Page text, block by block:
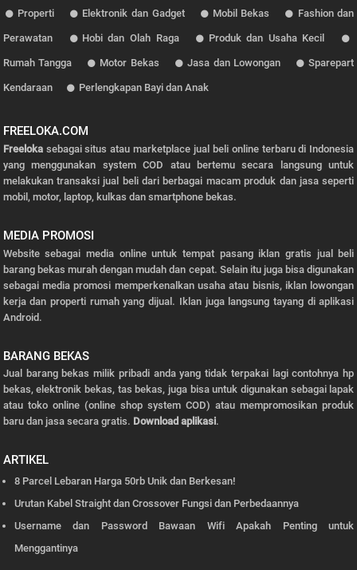
Properti Elektronik dan Gadget Mobil Bekas Fashion dan
Perawatan Hobi dan Olah Raga Produk dan Usaha Kecil
Rumah Tangga Motor Bekas Jasa dan Lowongan Sparepart
Kendaraan Perlengkapan Bayi dan Anak
FREELOKA.COM
Freelokasebagai situs atau marketplace jual beli online terbaru di Indonesia
yang menggunakan system COD atau bertemu secara langsung untuk
melakukan transaksi jual beli dari berbagai macam produk dan jasa seperti
mobil, motor, laptop, kulkas dan smartphone bekas.
MEDIA PROMOSI
Website sebagai media online untuk tempat pasang iklan gratis jual beli
barang bekas murah dengan mudah dan cepat. Selain itu juga bisa digunakan
sebagai media promosi memperkenalkan usaha atau bisnis, iklan lowongan
kerja dan properti rumah yang dijual. Iklan juga langsung tayang di aplikasi
Android.
BARANG BEKAS
Jual barang bekas milik pribadi anda yang tidak terpakai lagi contohnya hp
bekas, elektronik bekas, tas bekas, juga bisa untuk digunakan sebagai lapak
atau toko online (online shop system COD) atau mempromosikan produk
baru dan jasa secara gratis. Download aplikasi.
ARTIKEL
8 Parcel Lebaran Harga 50rb Unik dan Berkesan!
Urutan Kabel Straight dan Crossover Fungsi dan Perbedaannya
Username dan Password Bawaan Wifi Apakah Penting untuk
Menggantinya